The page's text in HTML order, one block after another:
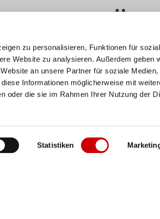
zu personalisieren, Funktionen für
Website zu analysieren. Außerdem geben
an unsere Partner für soziale Medien,
Informationen möglicherweise mit
oder die sie im Rahmen Ihrer Nutzung der
Statistiken
Unternehmen
Standorte
Job / Karriere